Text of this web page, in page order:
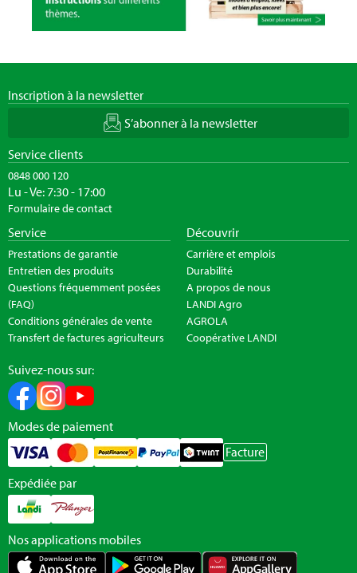
Inscription à la newsletter
S’abonner à la newsletter
Service clients
0848 000 120
Lu - Ve: 7:30 - 17:00
Formulaire de contact
Service
Prestations de garantie
Entretien des produits
Questions fréquemment posées
(FAQ)
Conditions générales de vente
Transfert de factures agriculteurs
Découvrir
Carrière et emplois
Durabilité
A propos de nous
LANDI Agro
AGROLA
Coopérative LANDI
Suivez-nous sur:
Modes de paiement
Facture
Expédiée par
Nos applications mobiles